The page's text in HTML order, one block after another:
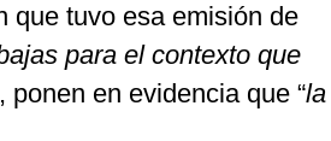
que tuvo esa emisión de
para el contexto que
ponen en evidencia que “la